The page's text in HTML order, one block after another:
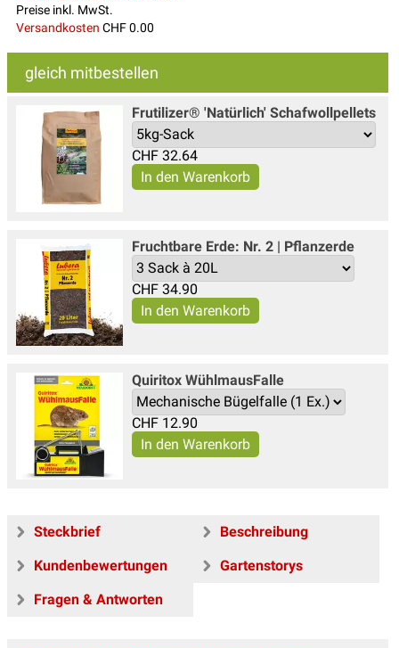
Preise inkl. MwSt.
Versandkosten CHF 0.00
gleich mitbestellen
Frutilizer® 'Natürlich' Schafwollpellets
CHF 32.64
Fruchtbare Erde: Nr. 2 | Pflanzerde
CHF 34.90
Quiritox WühlmausFalle
CHF 12.90
Steckbrief
Beschreibung
Kundenbewertungen
Gartenstorys
Fragen & Antworten